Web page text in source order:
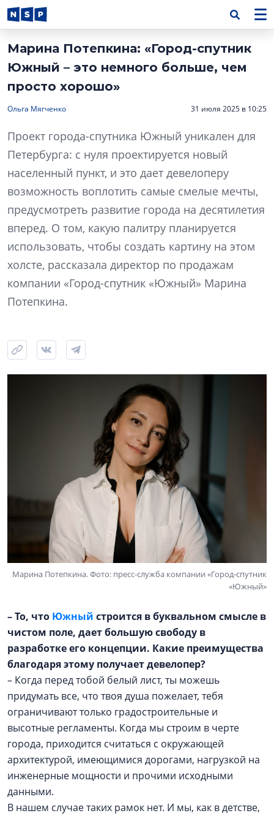
Марина Потепкина: «Город-спутник
Южный – это немного больше, чем
просто хорошо»
Ольга Мягченко 31 июля 2025 в 10:25
Проект города-спутника Южный уникален для
Петербурга: с нуля проектируется новый
населенный пункт, и это дает девелоперу
возможность воплотить самые смелые мечты,
предусмотреть развитие города на десятилетия
вперед. О том, какую палитру планируется
использовать, чтобы создать картину на этом
холсте, рассказала директор по продажам
компании «Город-спутник «Южный» Марина
Потепкина.
Марина Потепкина. Фото: пресс-служба компании «Город-спутник
«Южный»
– То, что Южный строится в буквальном смысле в
чистом поле, дает большую свободу в
разработке его концепции. Какие преимущества
благодаря этому получает девелопер?
– Когда перед тобой белый лист, ты можешь
придумать все, что твоя душа пожелает, тебя
ограничивают только градостроительные и
высотные регламенты. Когда мы строим в черте
города, приходится считаться с окружающей
архитектурой, имеющимися дорогами, нагрузкой на
инженерные мощности и прочими исходными
данными.
В нашем случае таких рамок нет. И мы, как в детстве,